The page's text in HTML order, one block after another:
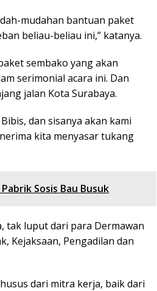
mudahan bantuan paket
beliau-beliau ini,” katanya.
sembako yang akan
serimonial acara ini. Dan
jalan Kota Surabaya.
dan sisanya akan kami
kita menyasar tukang
Sosis Bau Busuk
tak luput dari para Dermawan
Kejaksaan, Pengadilan dan
dari mitra kerja, baik dari